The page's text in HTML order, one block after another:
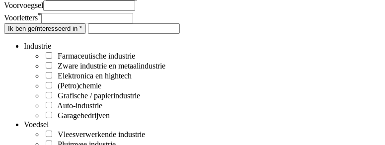
Voorvoegsel
Voorletters*
Ik ben geïnteresseerd in *
Industrie
Farmaceutische industrie
Zware industrie en metaalindustrie
Elektronica en hightech
(Petro)chemie
Grafische / papierindustrie
Auto-industrie
Garagebedrijven
Voedsel
Vleesverwerkende industrie